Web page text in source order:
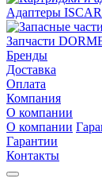
Адаптеры ISCAR
Запчасти
Бренды
Доставка
Оплата
Компания
О компании
О компании
Гарантии
Контакты